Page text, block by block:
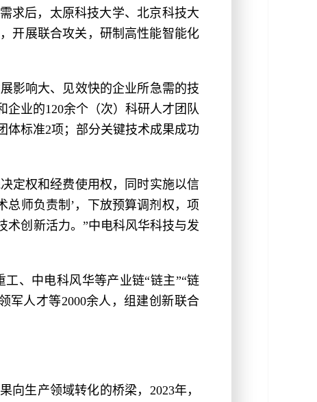
求后，太原科技大学、北京科技大
开展联合攻关，研制高性能智能化
影响大、见效快的企业所急需的技
业的120余个（次）科研人才团队
体标准2项；部分关键技术成果成功
定权和经费使用权，同时实施以信
总师负责制’，下放预算调剂权，项
术创新活力。”中电科风华科技与发
、中电科风华等产业链“链主”“链
军人才等2000余人，组建创新联合
向生产领域转化的桥梁，2023年，